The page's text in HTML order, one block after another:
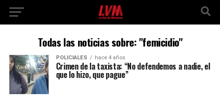
Todas las noticias sobre: "femicidio"
POLICIALES hace 4 años
Crimen de la taxista: “No defendemos a nadie, el
que lo hizo, que pague”